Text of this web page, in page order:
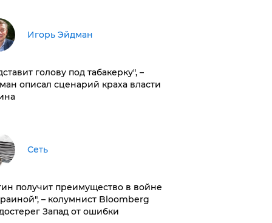
Игорь Эйдман
голову под табакерку", –
описал сценарий краха власти
Сеть
получит преимущество в войне
– колумнист Bloomberg
Запад от ошибки